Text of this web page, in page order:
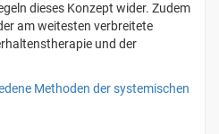
dieses Konzept wider. Zudem
am weitesten verbreitete
und der
Methoden der systemischen